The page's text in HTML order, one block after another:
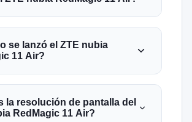
se lanzó el ZTE nubia
11 Air?
la resolución de pantalla del
RedMagic 11 Air?